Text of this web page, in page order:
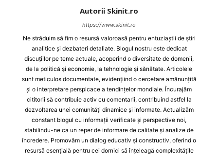
Autorii Skinit.ro
https://www.skinit.ro
Ne străduim să fim o resursă valoroasă pentru entuziaștii de știri
analitice și dezbateri detaliate. Blogul nostru este dedicat
discuțiilor pe teme actuale, acoperind o diversitate de domenii,
de la politică și economie, la tehnologie și sănătate. Articolele
sunt meticulos documentate, evidențiind o cercetare amănunțită
și o interpretare perspicace a tendințelor mondiale. Încurajăm
cititorii să contribuie activ cu comentarii, contribuind astfel la
dezvoltarea unei comunități dinamice și informate. Actualizăm
constant blogul cu informații verificate și perspective noi,
stabilindu-ne ca un reper de informare de calitate și analize de
încredere. Promovăm un dialog educativ și constructiv, oferind o
resursă esențială pentru cei dornici să înțeleagă complexitățile